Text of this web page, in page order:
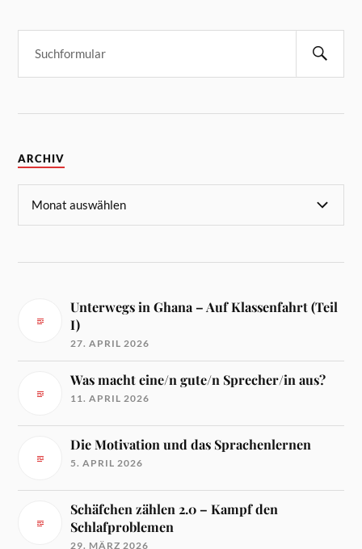
ARCHIV
Unterwegs in Ghana – Auf Klassenfahrt (Teil
I)
27. APRIL 2026
Was macht eine/n gute/n Sprecher/in aus?
11. APRIL 2026
Die Motivation und das Sprachenlernen
5. APRIL 2026
Schäfchen zählen 2.0 – Kampf den
Schlafproblemen
29. MÄRZ 2026